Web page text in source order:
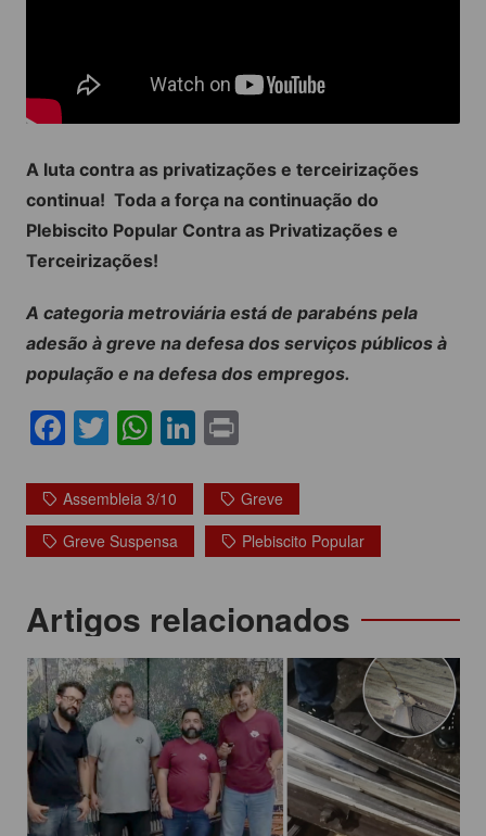
A luta contra as privatizações e terceirizações
continua! Toda a força na continuação do
Plebiscito Popular Contra as Privatizações e
Terceirizações!
A categoria metroviária está de parabéns pela
adesão à greve na defesa dos serviços públicos à
população e na defesa dos empregos.
F
c
e
b
o
o
k
T
itt
er
W
at
s
A
p
Li
k
e
dI
t
Assembleia 3/10
Greve
Greve Suspensa
Plebiscito Popular
Navegação
de
Post
Artigos relacionados